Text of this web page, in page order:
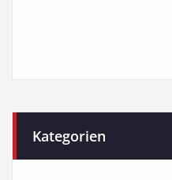
Kategorien